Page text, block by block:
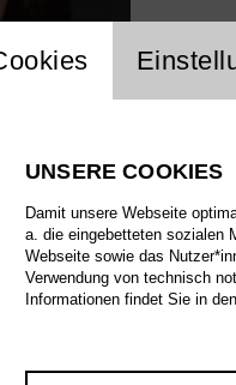
UNSERE COOKIES
Damit unsere Webseite
a. die eingebetteten sozialen
Webseite sowie das
Verwendung von technisch
Informationen findet Sie in